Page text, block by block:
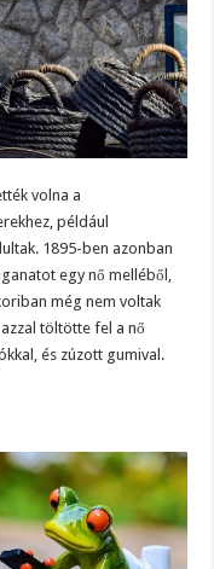
volna a
például
1895-ben azonban
egy nő melléből,
még nem voltak
töltötte fel a nő
és zúzott gumival.